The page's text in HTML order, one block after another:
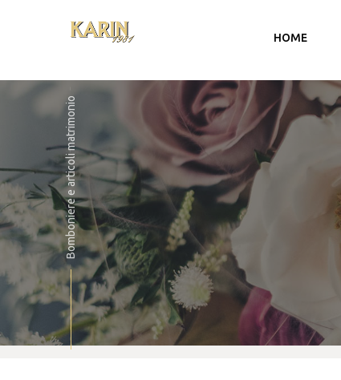
HOME
Account
Carrello
Checkout
Bomboniere e articoli matrimonio